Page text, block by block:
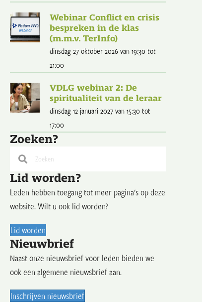
Webinar Conflict en crisis
bespreken in de klas
(m.m.v. TerInfo)
dinsdag 27 oktober 2026 van 19:30 tot
21:00
VDLG webinar 2: De
spiritualiteit van de leraar
dinsdag 12 januari 2027 van 15:30 tot
17:00
Zoeken?
Lid worden?
Leden hebben toegang tot meer pagina's op deze
website. Wilt u ook lid worden?
Lid worden
Nieuwbrief
Naast onze nieuwsbrief voor leden bieden we
ook een algemene nieuwsbrief aan.
Inschrijven nieuwsbrief